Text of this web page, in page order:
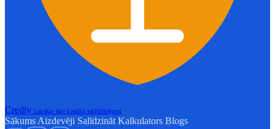
Credly Labākie ātro kredītu salīdzinājumi
Sākums Aizdevēji Salīdzināt Kalkulators Blogs